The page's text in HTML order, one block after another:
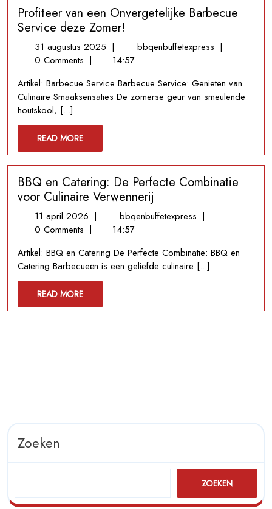
Profiteer van een Onvergetelijke Barbecue
Service deze Zomer!
31 augustus 2025 31
augustus
| bbqenbuffetexpress Profiteer
Onvergetelijke
Barbecue
|
0 Comments |
14:57
Artikel: Barbecue Service Barbecue Service: Genieten van
Culinaire Smaaksensaties De zomerse geur van smeulende
houtskool, [...]
READ MOREREAD
MORE
BBQ en Catering: De Perfecte Combinatie
voor Culinaire Verwennerij
11 april 2026 11
april
| bbqenbuffetexpress BBQ
De
Perfecte
Culinaire
|
0 Comments |
14:57
Artikel: BBQ en Catering De Perfecte Combinatie: BBQ en
Catering Barbecueën is een geliefde culinaire [...]
READ MOREREAD
MORE
Zoeken
ZOEKEN